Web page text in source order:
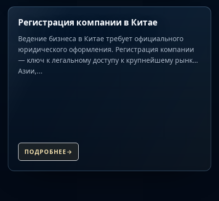
Регистрация компании в Китае
Ведение бизнеса в Китае требует официального
юридического оформления. Регистрация компании
— ключ к легальному доступу к крупнейшему рынку
Азии,...
ПОДРОБНЕЕ→